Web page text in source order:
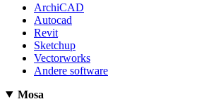
ArchiCAD
Autocad
Revit
Sketchup
Vectorworks
Andere software
Mosa